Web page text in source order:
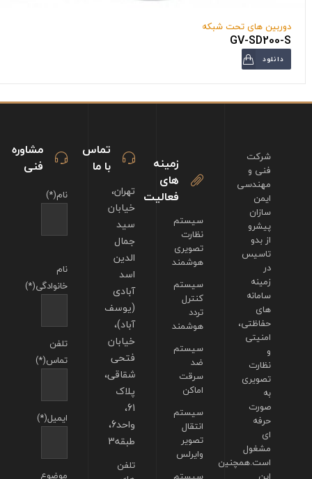
دوربین های تحت شبکه
GV-SD200-S
دانلود
مشاوره
فنی
نام(*)
نام
خانوادگی(*)
تلفن
تماس(*)
ایمیل(*)
موضوع
تماس
با ما
تهران،
خیابان
سید
جمال
الدین
اسد
آبادی
(یوسف
آباد)،
خیابان
فتحی
شقاقی،
پلاک
61،
واحد6،
طبقه3
تلفن
زمینه
های
فعالیت
سیستم
نظارت
تصویری
هوشمند
سیستم
کنترل
تردد
هوشمند
سیستم
ضد
سرقت
اماکن
سیستم
انتقال
تصویر
وایرلس
شرکت
فنی و
مهندسی
ایمن
سازان
پیشرو
از بدو
تاسیس
در
زمینه
سامانه
های
حفاظتی،
امنیتی
و
نظارت
تصویری
به
صورت
حرفه
ای
مشغول
است.همچنین